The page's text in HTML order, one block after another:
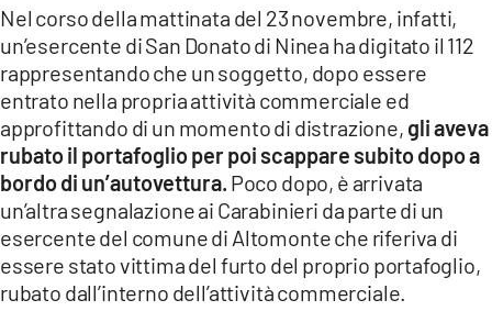
CATANZAROCHANNEL.IT
LACAPITALENEWS.IT
App
ANDROID
APPLE
Nel corso della mattinata del 23 novembre, infatti,
un’esercente di San Donato di Ninea ha digitato il 112
rappresentando che un soggetto, dopo essere
entrato nella propria attività commerciale ed
approfittando di un momento di distrazione, gli aveva
rubato il portafoglio per poi scappare subito dopo a
bordo di un’autovettura. Poco dopo, è arrivata
un’altra segnalazione ai Carabinieri da parte di un
esercente del comune di Altomonte che riferiva di
essere stato vittima del furto del proprio portafoglio,
rubato dall’interno dell’attività commerciale.